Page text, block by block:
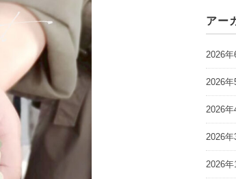
アー
2026年
2026年
2026年
2026年
2026年